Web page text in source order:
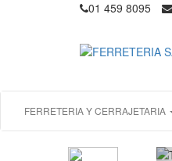
01 459 8095
FERRETERIA Y CERRAJETARIA